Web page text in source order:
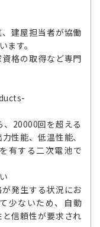
建屋担当者が協働
ます。
格の取得など専門
20000回を超える
性能、低温性能、
有する二次電池で
発生する状況にお
少ないため、自動
信頼性が要求され